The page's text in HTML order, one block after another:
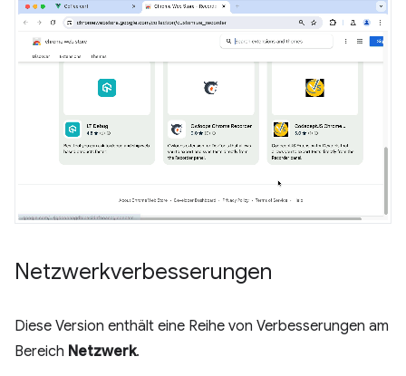
Netzwerkverbesserungen
Diese Version enthält eine Reihe von Verbesserungen am
Bereich Netzwerk.